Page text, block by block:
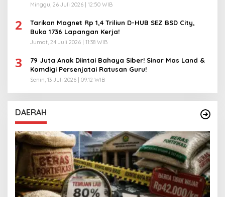
Minggu, 26 Juli 2026 | 12:50 WIB
2
Tarikan Magnet Rp 1,4 Triliun D-HUB SEZ BSD City,
Buka 1736 Lapangan Kerja!
Jumat, 24 Juli 2026 | 11:38 WIB
3
79 Juta Anak Diintai Bahaya Siber! Sinar Mas Land &
Komdigi Persenjatai Ratusan Guru!
Senin, 13 Juli 2026 | 09:12 WIB
DAERAH